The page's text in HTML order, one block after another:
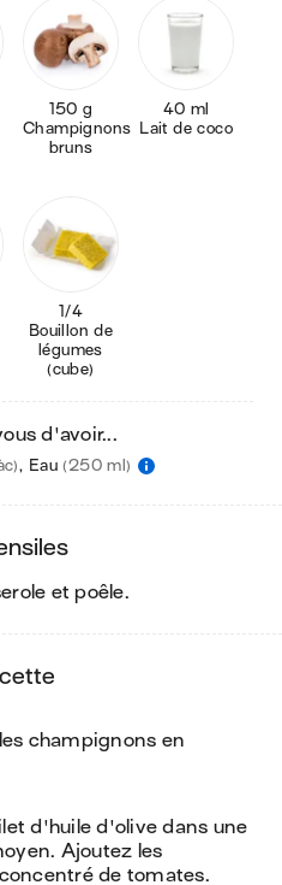
150 g
Champignons
bruns
40 ml
Lait de coco
1/4
Bouillon de
légumes
(cube)
d'avoir...
, Eau (250 ml)
et poêle.
champignons en
d'huile d'olive dans une
Ajoutez les
de tomates.